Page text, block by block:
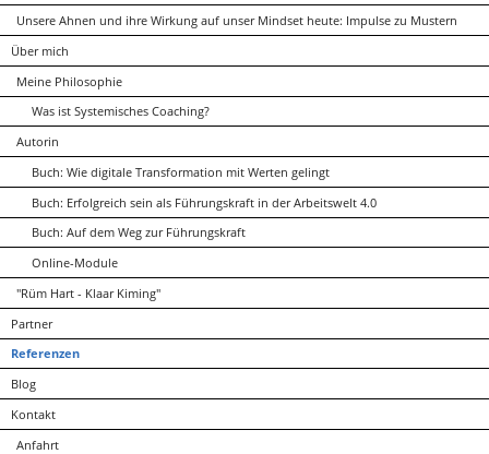
Unsere Ahnen und ihre Wirkung auf unser Mindset heute: Impulse zu Mustern
Über mich
Meine Philosophie
Was ist Systemisches Coaching?
Autorin
Buch: Wie digitale Transformation mit Werten gelingt
Buch: Erfolgreich sein als Führungskraft in der Arbeitswelt 4.0
Buch: Auf dem Weg zur Führungskraft
Online-Module
"Rüm Hart - Klaar Kiming"
Partner
Referenzen
Blog
Kontakt
Anfahrt